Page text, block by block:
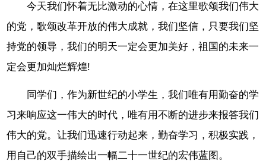
今天我们怀着无比激动的心情，在这里歌颂我们伟大
的党，歌颂改革开放的伟大成就，我们坚信，只要我们坚
持党的领导，我们的明天一定会更加美好，祖国的未来一
定会更加灿烂辉煌!
同学们，作为新世纪的小学生，我们唯有用勤奋的学
习来响应这一伟大的时代，唯有用不断的进步来报答我们
伟大的党。让我们迅速行动起来，勤奋学习，积极实践，
用自己的双手描绘出一幅二十一世纪的宏伟蓝图。